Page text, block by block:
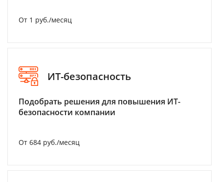
От 1 руб./месяц
ИТ-безопасность
Подобрать решения для повышения ИТ-
безопасности компании
От 684 руб./месяц